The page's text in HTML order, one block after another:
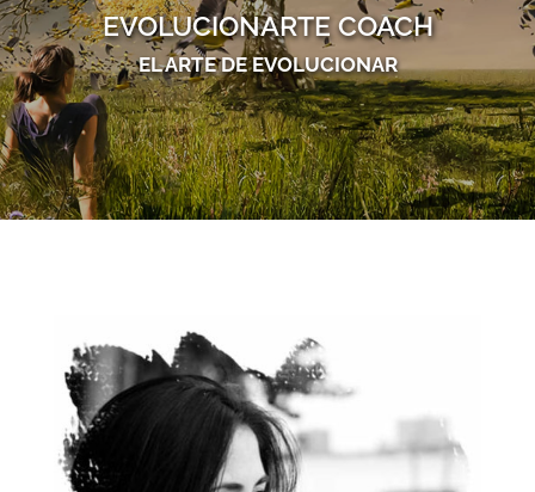
EVOLUCIONARTE COACH
EL ARTE DE EVOLUCIONAR